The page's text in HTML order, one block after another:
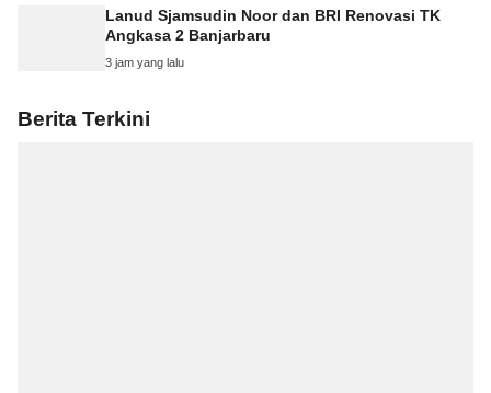
Lanud Sjamsudin Noor dan BRI Renovasi TK
Angkasa 2 Banjarbaru
3 jam yang lalu
Berita Terkini